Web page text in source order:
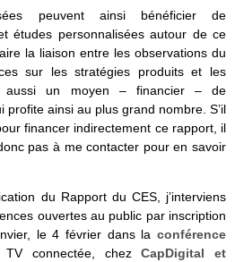
peuvent ainsi bénéficier de
études personnalisées autour de ce
la liaison entre les observations du
sur les stratégies produits et les
aussi un moyen – financier – de
profite ainsi au plus grand nombre. S’il
financer indirectement ce rapport, il
pas à me contacter pour en savoir
du Rapport du CES, j’interviens
ouvertes au public par inscription
le 4 février dans laconférence
connectée, chezCapDigital et